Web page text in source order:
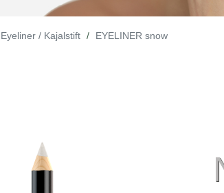
Eyeliner / Kajalstift EYELINER snow